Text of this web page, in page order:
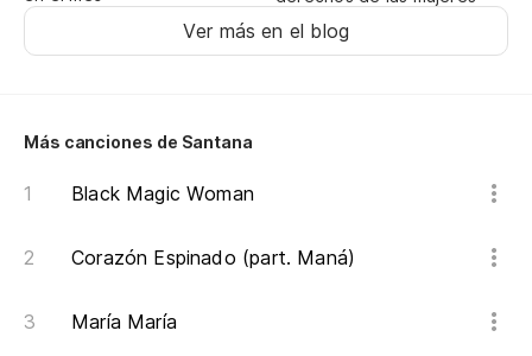
Ver más en el blog
Más canciones de Santana
Black Magic Woman
Corazón Espinado (part. Maná)
María María